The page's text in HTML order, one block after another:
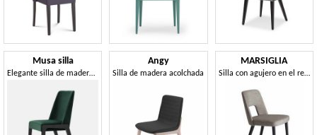
Musa silla
Elegante silla de madera acolchada
Angy
Silla de madera acolchada
MARSIGLIA
Silla con agujero en el respaldo